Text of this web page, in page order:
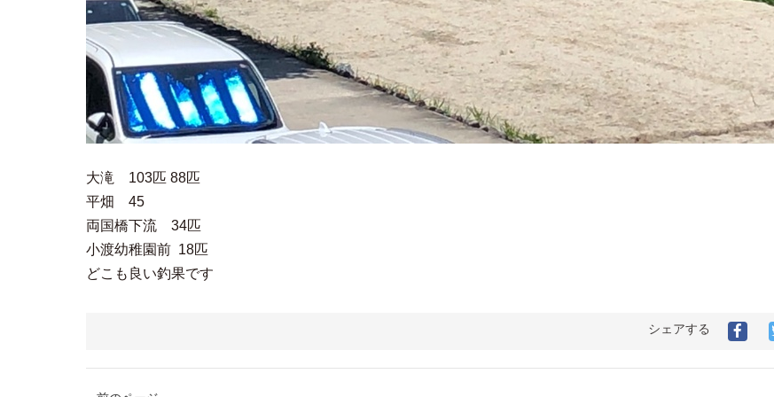
大滝 103匹 88匹
平畑 45
両国橋下流 34匹
小渡幼稚園前 18匹
どこも良い釣果です
シェアする